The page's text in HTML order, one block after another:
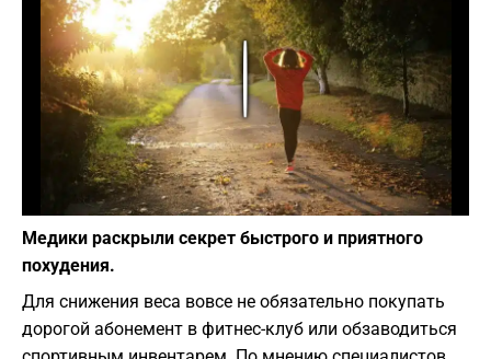
Play
Фото: Pixabay
Медики раскрыли секрет быстрого и приятного
похудения.
Для снижения веса вовсе не обязательно покупать
дорогой абонемент в фитнес-клуб или обзаводиться